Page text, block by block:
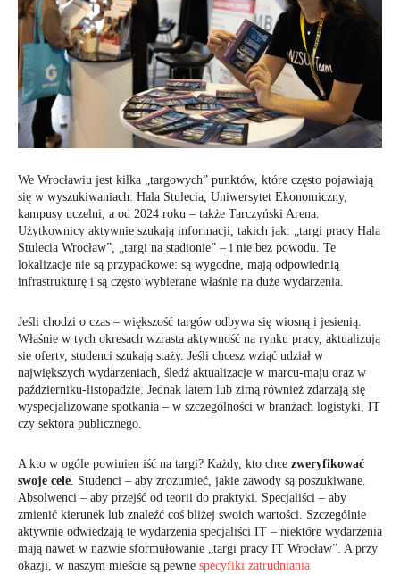
We Wrocławiu jest kilka „targowych” punktów, które często pojawiają
się w wyszukiwaniach: Hala Stulecia, Uniwersytet Ekonomiczny,
kampusy uczelni, a od 2024 roku – także Tarczyński Arena.
Użytkownicy aktywnie szukają informacji, takich jak: „targi pracy Hala
Stulecia Wrocław”, „targi na stadionie” – i nie bez powodu. Te
lokalizacje nie są przypadkowe: są wygodne, mają odpowiednią
infrastrukturę i są często wybierane właśnie na duże wydarzenia.
Jeśli chodzi o czas – większość targów odbywa się wiosną i jesienią.
Właśnie w tych okresach wzrasta aktywność na rynku pracy, aktualizują
się oferty, studenci szukają staży. Jeśli chcesz wziąć udział w
największych wydarzeniach, śledź aktualizacje w marcu-maju oraz w
październiku-listopadzie. Jednak latem lub zimą również zdarzają się
wyspecjalizowane spotkania – w szczególności w branżach logistyki, IT
czy sektora publicznego.
A kto w ogóle powinien iść na targi? Każdy, kto chce zweryfikować
swoje cele. Studenci – aby zrozumieć, jakie zawody są poszukiwane.
Absolwenci – aby przejść od teorii do praktyki. Specjaliści – aby
zmienić kierunek lub znaleźć coś bliżej swoich wartości. Szczególnie
aktywnie odwiedzają te wydarzenia specjaliści IT – niektóre wydarzenia
mają nawet w nazwie sformułowanie „targi pracy IT Wrocław”. A przy
okazji, w naszym mieście są pewne specyfiki zatrudniania